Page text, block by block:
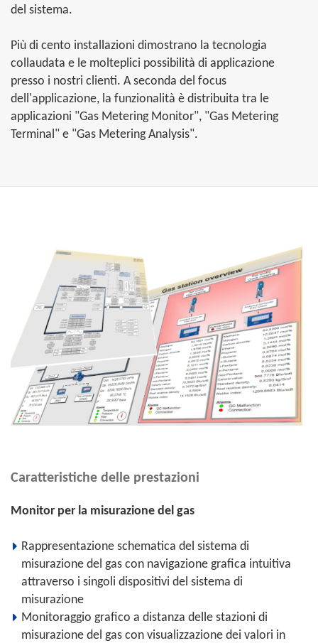
del sistema.
Più di cento installazioni dimostrano la tecnologia
collaudata e le molteplici possibilità di applicazione
presso i nostri clienti. A seconda del focus
dell'applicazione, la funzionalità è distribuita tra le
applicazioni "Gas Metering Monitor", "Gas Metering
Terminal" e "Gas Metering Analysis".
Caratteristiche delle prestazioni
Monitor per la misurazione del gas
Rappresentazione schematica del sistema di
misurazione del gas con navigazione grafica intuitiva
attraverso i singoli dispositivi del sistema di
misurazione
Monitoraggio grafico a distanza delle stazioni di
misurazione del gas con visualizzazione dei valori in